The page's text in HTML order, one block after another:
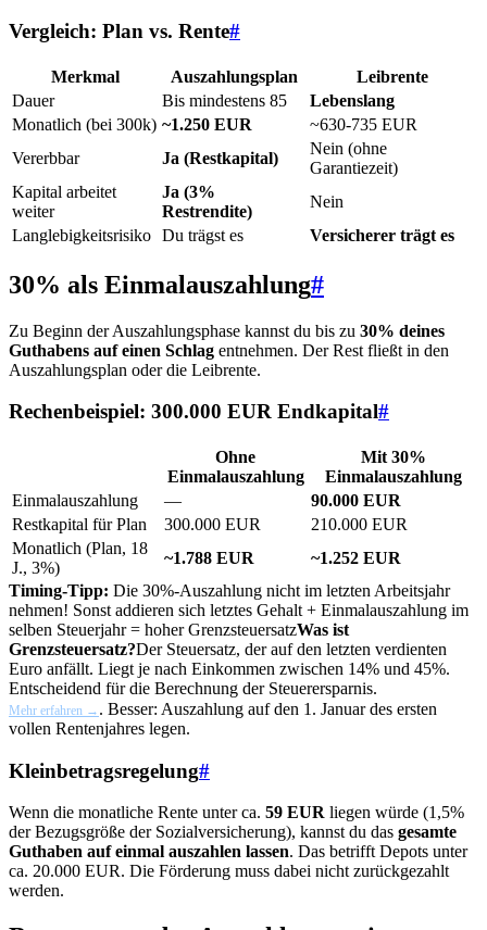
Vergleich: Plan vs. Rente#
Merkmal Auszahlungsplan
Leibrente
Dauer
Bis mindestens 85
Lebenslang
Monatlich (bei 300k) ~1.250 EUR
~630-735 EUR
Vererbbar
Ja (Restkapital)
Nein (ohne
Garantiezeit)
Kapital arbeitet
weiter
Ja (3%
Restrendite)
Nein
Langlebigkeitsrisiko Du trägst es Versicherer trägt es
30% als Einmalauszahlung#
Zu Beginn der Auszahlungsphase kannst du bis zu 30% deines
Guthabens auf einen Schlag entnehmen. Der Rest fließt in den
Auszahlungsplan oder die Leibrente.
Rechenbeispiel: 300.000 EUR Endkapital#
Ohne
Einmalauszahlung
Mit 30%
Einmalauszahlung
Einmalauszahlung
—
90.000 EUR
Restkapital für Plan
300.000 EUR
210.000 EUR
Monatlich (Plan, 18
J., 3%)
~1.788 EUR
~1.252 EUR
Timing-Tipp: Die 30%-Auszahlung nicht im letzten Arbeitsjahr
nehmen! Sonst addieren sich letztes Gehalt + Einmalauszahlung im
selben Steuerjahr = hoherGrenzsteuersatzWas ist
Grenzsteuersatz?Der Steuersatz, der auf den letzten verdienten
Euro anfällt. Liegt je nach Einkommen zwischen 14% und 45%.
Entscheidend für die Berechnung der Steuerersparnis.
Mehr erfahren → . Besser: Auszahlung auf den 1. Januar des ersten
vollen Rentenjahres legen.
Kleinbetragsregelung#
Wenn die monatliche Rente unter ca. 59 EUR liegen würde (1,5%
der Bezugsgröße der Sozialversicherung), kannst du das gesamte
Guthaben auf einmal auszahlen lassen. Das betrifft Depots unter
ca. 20.000 EUR. Die Förderung muss dabei nicht zurückgezahlt
werden.